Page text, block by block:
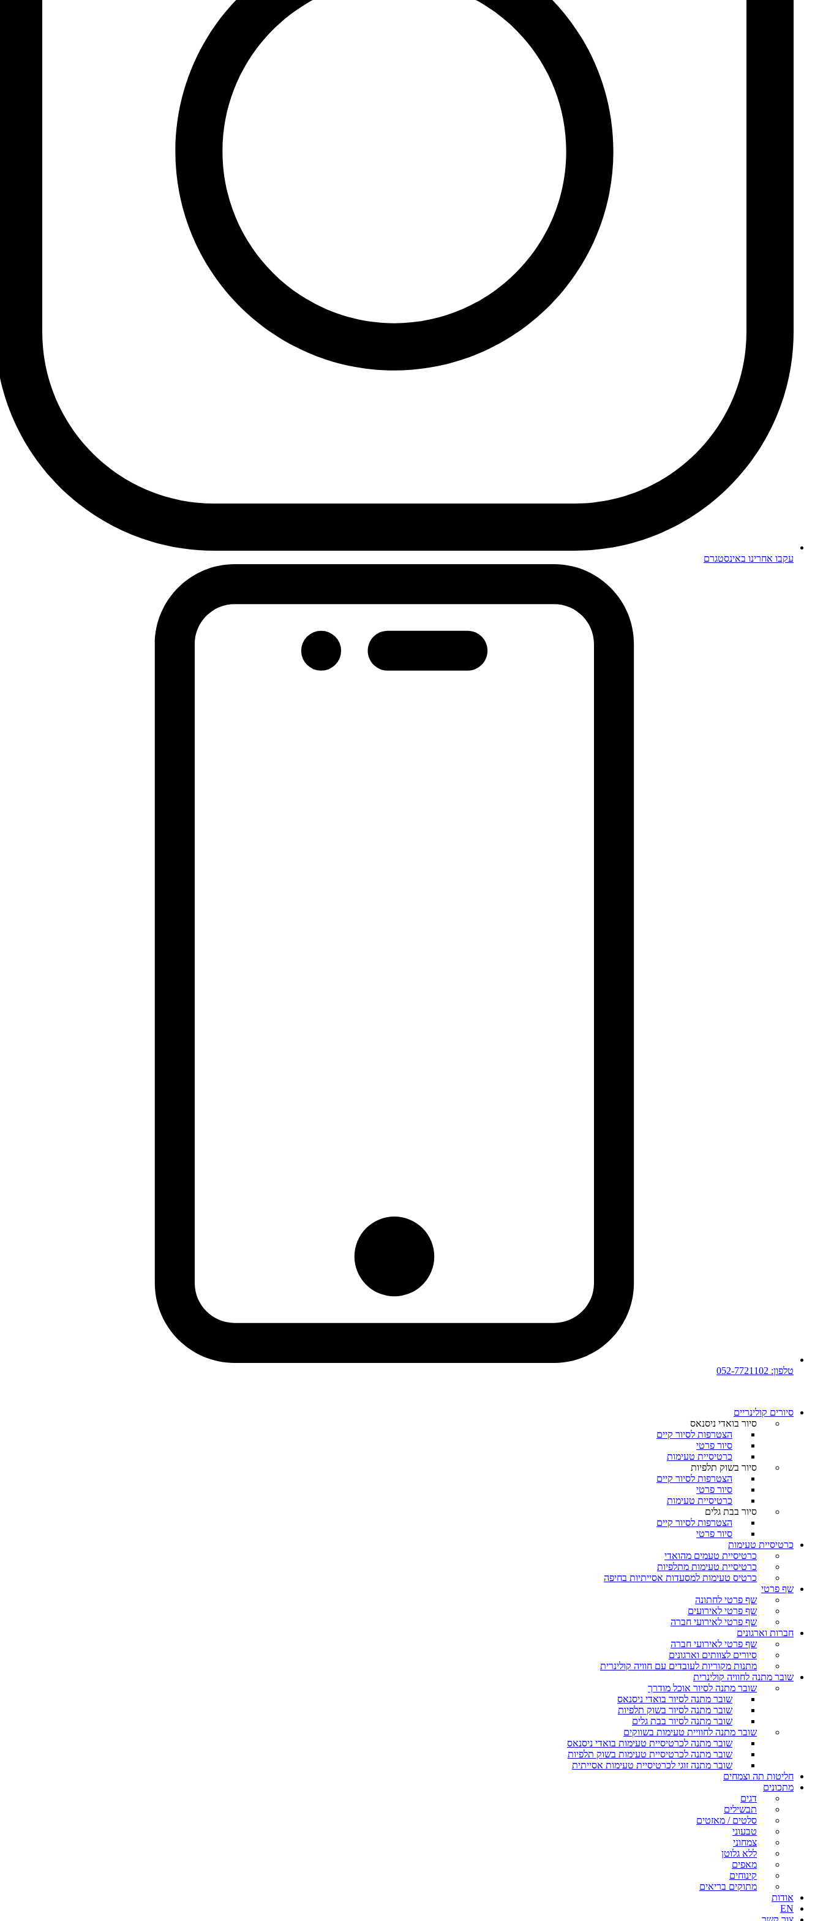
עקבו אחרינו באינסטגרם
טלפון: 052-7721102
סיורים קולינריים​
סיור בואדי ניסנאס
הצטרפות לסיור קיים
סיור פרטי
כרטיסיית טעימות
סיור בשוק תלפיות
הצטרפות לסיור קיים
סיור פרטי
כרטיסיית טעימות
סיור בבת גלים
הצטרפות לסיור קיים
סיור פרטי
כרטיסיית טעימות
כרטיסיית טעמים מהואדי
כרטיסיית טעימות מתלפיות
כרטיס טעימות למסעדות אסייתיות בחיפה
שף פרטי
שף פרטי לחתונה
שף פרטי לאירועים
שף פרטי לאירועי חברה
חברות וארגונים
שף פרטי לאירועי חברה
סיורים לצוותים וארגונים
מתנות מקוריות לעובדים עם חוויה קולינרית
שובר מתנה לחוויה קולינרית
שובר מתנה לסיור אוכל מודרך
שובר מתנה לסיור בואדי ניסנאס
שובר מתנה לסיור בשוק תלפיות
שובר מתנה לסיור בבת גלים
שובר מתנה לחוויית טעימות בשווקים
שובר מתנה לכרטיסיית טעימות בואדי ניסנאס
שובר מתנה לכרטיסיית טעימות בשוק תלפיות
שובר מתנה זוגי לכרטיסיית טעימות אסייתית
חליטות תה וצמחים
מתכונים
דגים
תבשילים
סלטים / מאזטים
טבעוני
צמחוני
ללא גלוטן
מאפים
קינוחים
מתוקים בריאים
אודות
EN